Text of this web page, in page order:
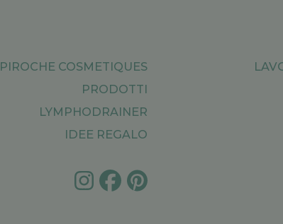
PIROCHE COSMETIQUES
PRODOTTI
LYMPHODRAINER
IDEE REGALO